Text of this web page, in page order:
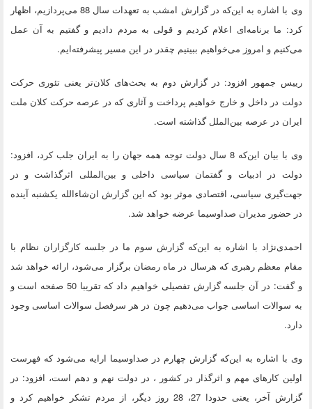
وی با اشاره به این‌که در گزارش امشب به تعهدات سال 88 می‌پردازیم، اظهار
کرد: ما برنامه‌ای اعلام کردیم و قولی به مردم دادیم و گفتیم به آن عمل
می‌کنیم و امروز می‌خواهیم ببینیم چقدر در این مسیر پیشرفته‌ایم.
رییس جمهور افزود: در گزارش دوم به بحث‌های کلان‌تر یعنی تئوری حرکت
دولت در داخل و خارج خواهیم پرداخت و آثاری که در عرصه حرکت کلان ملت
ایران در عرصه بین‌الملل گذاشته است.
وی با بیان این‌که 8 سال دولت توجه همه جهان را به ایران جلب کرد، افزود:
دولت در ادبیات و گفتمان سیاسی داخلی و بین‌المللی اثرگذاشت و در
جهت‌گیری سیاسی، اقتصادی موثر بود که این گزارش ان‌شاءالله یکشنبه آینده
در حضور مدیران صداوسیما عرضه خواهد شد.
احمدی‌نژاد با اشاره به این‌که گزارش سوم ما در جلسه کارگزاران نظام با
مقام معظم رهبری که هرسال در ماه رمضان برگزار می‌شود، ارائه خواهد شد
و گفت: در آن جلسه گزارش تفصیلی خواهیم داد که تقریبا 50 صفحه است و
به سوالات اساسی جواب می‌دهیم چون در هر سرفصل سوالات اساسی وجود
دارد.
وی با اشاره به این‌که گزارش چهارم در صداوسیما ارایه می‌شود که فهرست
اولین کارهای مهم و اثرگذار در کشور ، در دولت نهم و دهم است، افزود: در
گزارش آخر، یعنی حدودا 27، 28 روز دیگر، از مردم تشکر خواهیم کرد و